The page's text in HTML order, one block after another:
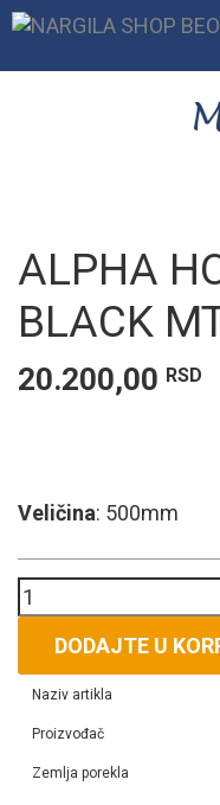
Skip
content
ALPHA
BLACK
20.200,00 RSD
Veličina: 500mm
ALPHA
HOOKAH
BLACK
MT
količina
DODAJTE U
Naziv artikla
Proizvođač
Zemlja porekla